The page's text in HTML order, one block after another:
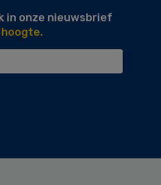
in onze nieuwsbrief